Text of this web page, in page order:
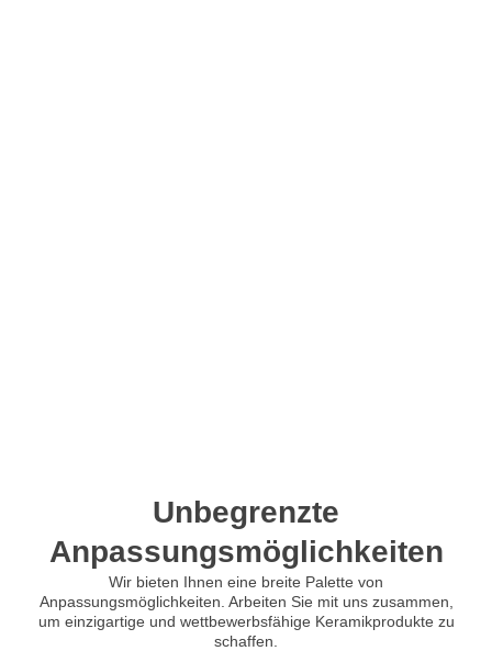
Unbegrenzte
Anpassungsmöglichkeiten
Wir bieten Ihnen eine breite Palette von
Anpassungsmöglichkeiten. Arbeiten Sie mit uns zusammen,
um einzigartige und wettbewerbsfähige Keramikprodukte zu
schaffen.